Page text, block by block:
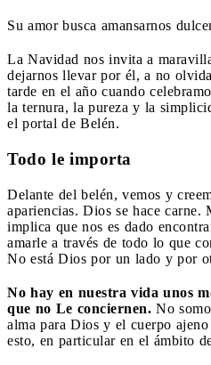
Su amor busca amansarnos
La Navidad nos invita a
dejarnos llevar por él, a no
tarde en el año cuando
la ternura, la pureza y la
el portal de Belén.
Todo le importa
Delante del belén, vemos y
apariencias. Dios se hace carne.
implica que nos es dado
amarle a través de todo lo que
No está Dios por un lado y por
No hay en nuestra vida unos
que no Le conciernen. No
alma para Dios y el cuerpo
esto, en particular en el ámbito